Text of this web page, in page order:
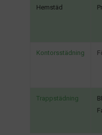
Hemstäd
Kontorsstädning
Trappstädning